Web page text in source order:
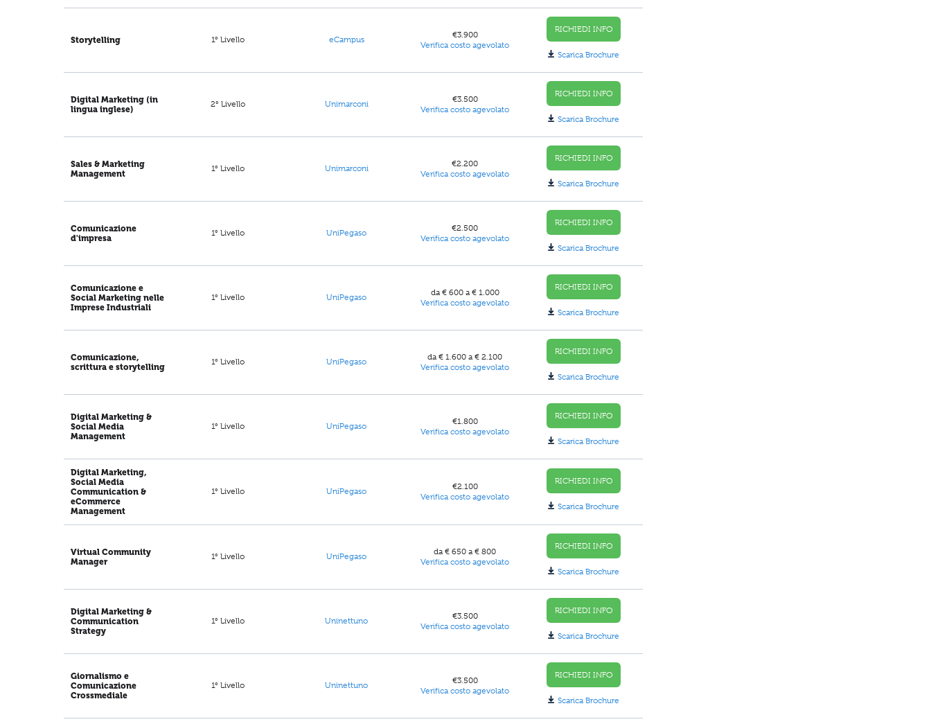
Storytelling 1° Livello eCampus
€3.900
Verifica costo agevolato
RICHIEDI INFO
Scarica Brochure
Digital Marketing (in
lingua inglese)
2° Livello Unimarconi
€3.500
Verifica costo agevolato
RICHIEDI INFO
Scarica Brochure
Sales & Marketing
Management
1° Livello Unimarconi
€2.200
Verifica costo agevolato
RICHIEDI INFO
Scarica Brochure
Comunicazione
d'impresa
1° Livello UniPegaso
€2.500
Verifica costo agevolato
RICHIEDI INFO
Scarica Brochure
Comunicazione e
Social Marketing nelle
Imprese Industriali
1° Livello UniPegaso
da € 600 a € 1.000
Verifica costo agevolato
RICHIEDI INFO
Scarica Brochure
Comunicazione,
scrittura e storytelling
1° Livello UniPegaso
da € 1.600 a € 2.100
Verifica costo agevolato
RICHIEDI INFO
Scarica Brochure
Digital Marketing &
Social Media
Management
1° Livello UniPegaso
€1.800
Verifica costo agevolato
RICHIEDI INFO
Scarica Brochure
Digital Marketing,
Social Media
Communication &
eCommerce
Management
1° Livello UniPegaso
€2.100
Verifica costo agevolato
RICHIEDI INFO
Scarica Brochure
Virtual Community
Manager
1° Livello UniPegaso
da € 650 a € 800
Verifica costo agevolato
RICHIEDI INFO
Scarica Brochure
Digital Marketing &
Communication
Strategy
1° Livello Uninettuno
€3.500
Verifica costo agevolato
RICHIEDI INFO
Scarica Brochure
Giornalismo e
Comunicazione
Crossmediale
1° Livello Uninettuno
€3.500
Verifica costo agevolato
RICHIEDI INFO
Scarica Brochure